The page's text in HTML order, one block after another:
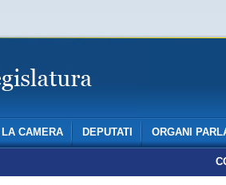
CAMERA DEPUTATI ORGANI